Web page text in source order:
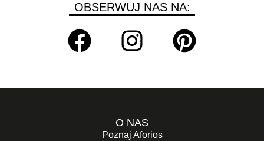
OBSERWUJ NAS NA:
O NAS
Poznaj Aforios